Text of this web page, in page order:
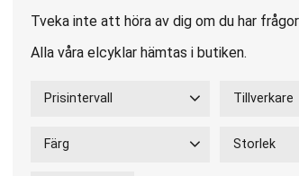
Tveka inte att höra av dig om du har
Alla våra elcyklar hämtas i butiken.
Prisintervall Tillverkare
Färg Storlek